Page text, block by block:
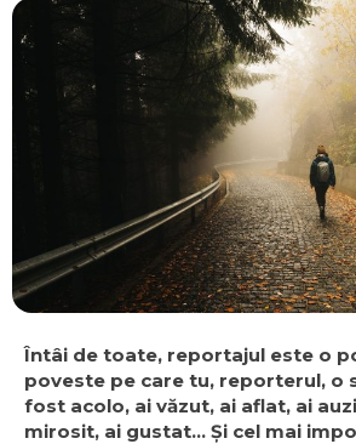
Întâi de toate, reportajul este o
poveste pe care tu, reporterul, o
fost acolo, ai văzut, ai aflat, ai
mirosit, ai gustat… Şi cel mai